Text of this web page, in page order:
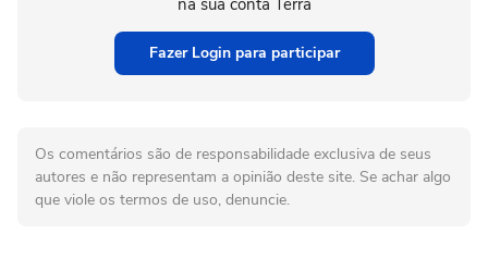
Fazer Login para participar
Os comentários são de responsabilidade exclusiva de seus
autores e não representam a opinião deste site. Se achar algo
que viole os termos de uso, denuncie.